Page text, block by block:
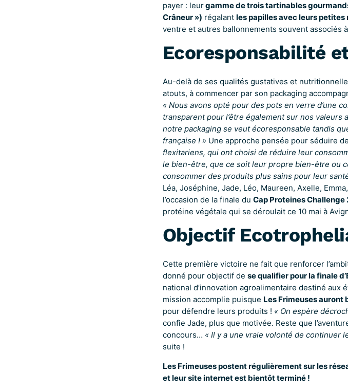
payer : leurgamme de trois tartinables
Crâneur ») régalant les papilles avec leurs
ventre et autres ballonnements souvent associés
Ecoresponsabilité
Au-delà de ses qualités gustatives et
atouts, à commencer par son packaging
« Nous avons opté pour des pots en verre d’une
transparent pour l’être également sur nos valeurs
notre packaging se veut écoresponsable tandis
française ! » Une approche pensée pour séduire
flexitariens, qui ont choisi de réduire leur
le bien-être, que ce soit leur propre bien-être ou
consommer des produits plus sains pour leur
Léa, Joséphine, Jade, Léo, Maureen, Axelle,
l’occasion de la finale du Cap Proteines Challenge
protéine végétale qui se déroulait ce 10 mai à
Objectif
Cette première victoire ne fait que renforcer
donné pour objectif de se qualifier pour la finale
national d’innovation agroalimentaire destiné aux
mission accomplie puisque Les Frimeuses auront
pour défendre leurs produits ! « On espère
confie Jade, plus que motivée. Reste que
concours… « Il y a une vraie volonté de continuer
suite !
Les Frimeuses postent régulièrement sur les
et leur site internet est bientôt terminé !